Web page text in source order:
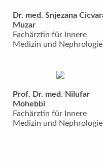
Dr. med. Snjezana
Muzar
Fachärztin für Innere
Medizin und Nephrologie
Prof. Dr. med. Nilufar
Mohebbi
Fachärztin für Innere
Medizin und Nephrologie